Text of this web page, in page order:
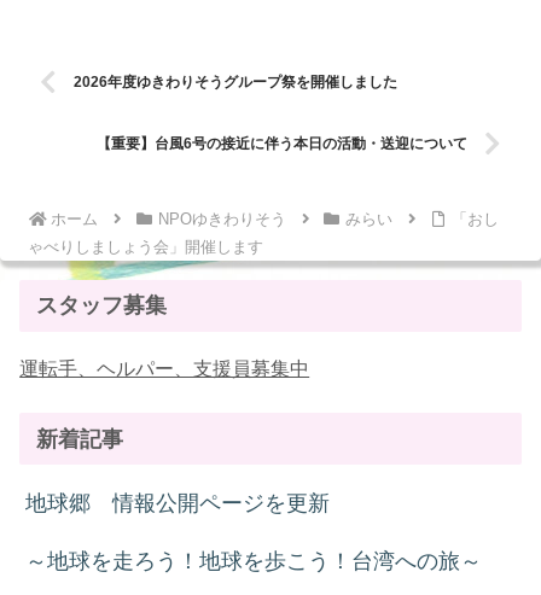
2026年度ゆきわりそうグループ祭を開催しました
【重要】台風6号の接近に伴う本日の活動・送迎について
ホーム NPOゆきわりそう みらい
「おし
ゃべりしましょう会」開催します
スタッフ募集
運転手、ヘルパー、支援員募集中
新着記事
地球郷 情報公開ページを更新
～地球を走ろう！地球を歩こう！台湾への旅～